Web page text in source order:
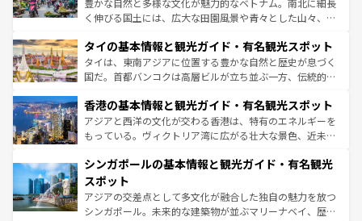
らではのナイトライフも堪能できる。あたたかいホスピタ
わってみてほしい。 なお、新着の韓国情報はコンテンツ一
覧 を参照してほしい。
豊かな自然と多様な文化が魅力的なベトナム。南北に細長
く伸びる国土には、広大な田園風景や青々とした山々、世
急速な発展と共に伝統が息づく。ハノイの古い町並みやホ
ーチミン市のフランス統治時代の建物も、独特の雰囲気を
醸し出している。また、バラエティの豊かさとおいしさで
とつ。フォーやバインミー、ベトナムコーヒーなどは、ぜ
ひ現地で味わいたい。どの地域を訪れてもあたたかい人々
が旅行者を迎えてくれるので、きっと忘れられない旅にな
参照してほしい。
タイの基本情報と観光ガイド・有名観光スポット
タイは、東南アジアに位置する豊かな自然と歴史が息づく
国だ。首都バンコクは高層ビルが立ち並ぶ一方、伝統的な
の活気が交差している。北部ではチェンマイなどの山岳地
帯で自然と触れ合い、南部ではプーケットやクラビの美し
いビーチでリゾート気分を楽しむことができる。タイ料理
激する。気候は一年中温暖で、どの季節にも異なる楽しみ
が待っている。親しみやすいタイの人々、仏教を中心とし
た文化、そして多様な観光資源が、訪れる旅人を魅了し続
ける。 なお、新着のタイ情報はコンテンツ一覧を参照して
香港の基本情報と観光ガイド・有名観光スポット
アジアと西洋の文化が交わる香港は、特有のエネルギーを
もっている。ヴィクトリア湾に広がる壮大な景色、近未来
み、どこを訪れても感動するはず。観光スポットが密集し
ており、効率よく見どころを回れるのも魅力。息をのむよ
うな絶景から文化的な体験まで、香港を存分に楽しみ尽く
そう。 なお、新着の香港情報はコンテンツ一覧を参照して
シンガポールの基本情報と観光ガイド・有名観光
スポット
アジアの交差点として多文化が融合した独自の魅力を放つ
シンガポール。未来的な建築物が並ぶマリーナベイ、歴史